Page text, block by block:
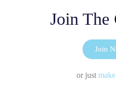
Join The
Join
or just